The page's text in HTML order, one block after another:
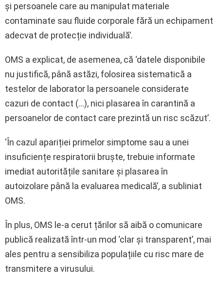
și persoanele care au manipulat materiale
contaminate sau fluide corporale fără un echipament
adecvat de protecție individuală’.
OMS a explicat, de asemenea, că ‘datele disponibile
nu justifică, până astăzi, folosirea sistematică a
testelor de laborator la persoanele considerate
cazuri de contact (…), nici plasarea în carantină a
persoanelor de contact care prezintă un risc scăzut’.
‘În cazul apariției primelor simptome sau a unei
insuficiențe respiratorii bruște, trebuie informate
imediat autoritățile sanitare și plasarea în
autoizolare până la evaluarea medicală’, a subliniat
OMS.
În plus, OMS le-a cerut țărilor să aibă o comunicare
publică realizată într-un mod ‘clar și transparent’, mai
ales pentru a sensibiliza populațiile cu risc mare de
transmitere a virusului.